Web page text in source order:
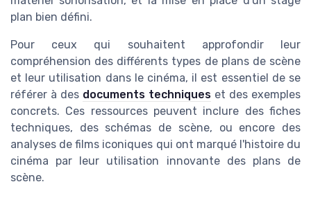
plan bien défini.
Pour ceux qui souhaitent approfondir leur
compréhension des différents types de plans de scène
et leur utilisation dans le cinéma, il est essentiel de se
référer à des documents techniques et des exemples
concrets. Ces ressources peuvent inclure des fiches
techniques, des schémas de scène, ou encore des
analyses de films iconiques qui ont marqué l'histoire du
cinéma par leur utilisation innovante des plans de
scène.